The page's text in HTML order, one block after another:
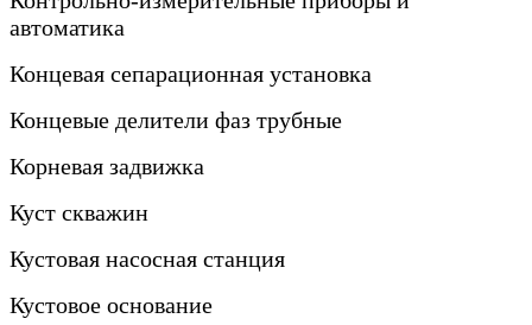
автоматика
Концевая сепарационная установка
Концевые делители фаз трубные
Корневая задвижка
Куст скважин
Кустовая насосная станция
Кустовое основание